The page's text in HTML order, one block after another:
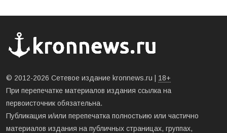
© 2012-2026 Сетевое издание kronnews.ru | 18+
При перепечатке материалов издания ссылка на
первоисточник обязательна.
Публикация и/или перепечатка полностьию или частично
материалов издания на публичных страницах, группах,